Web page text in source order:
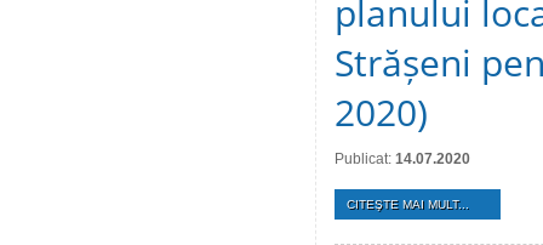
planului
Strășeni
2020)
Publicat: 14.07.2020
CITEŞTE MAI MULT...